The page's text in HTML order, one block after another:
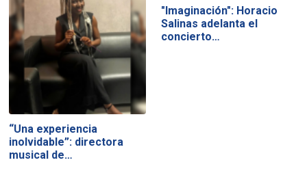
“Una experiencia
inolvidable”: directora
musical de…
"Imaginación": Horacio
Salinas adelanta el
concierto…